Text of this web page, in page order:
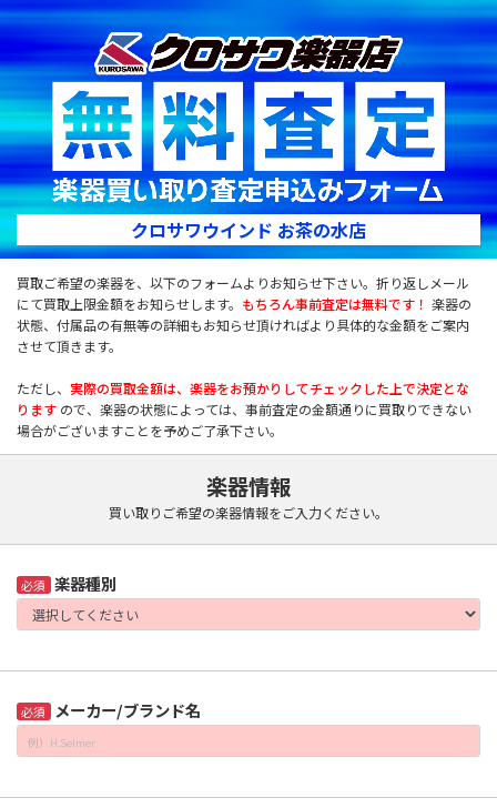
クロサワウインド お茶の水店
買取ご希望の楽器を、以下のフォームよりお知らせ下さい。折り返しメール
にて買取上限金額をお知らせします。 もちろん事前査定は無料です！ 楽器の
状態、付属品の有無等の詳細もお知らせ頂ければより具体的な金額をご案内
させて頂きます。
ただし、 実際の買取金額は、楽器をお預かりしてチェックした上で決定とな
ります ので、楽器の状態によっては、事前査定の金額通りに買取りできない
場合がございますことを予めご了承下さい。
楽器情報
買い取りご希望の楽器情報をご入力ください。
必須 楽器種別
必須 メーカー/ブランド名